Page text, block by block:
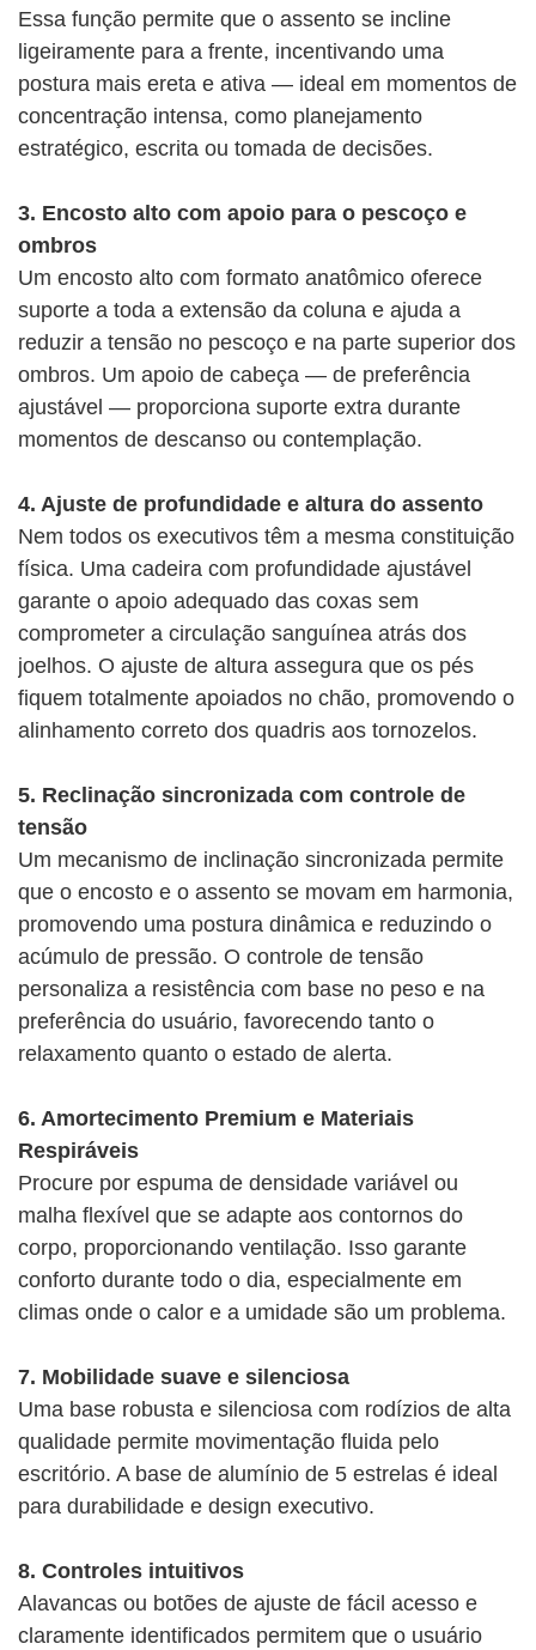
Essa função permite que o assento se incline
ligeiramente para a frente, incentivando uma
postura mais ereta e ativa — ideal em momentos de
concentração intensa, como planejamento
estratégico, escrita ou tomada de decisões.
3. Encosto alto com apoio para o pescoço e
ombros
Um encosto alto com formato anatômico oferece
suporte a toda a extensão da coluna e ajuda a
reduzir a tensão no pescoço e na parte superior dos
ombros. Um apoio de cabeça — de preferência
ajustável — proporciona suporte extra durante
momentos de descanso ou contemplação.
4. Ajuste de profundidade e altura do assento
Nem todos os executivos têm a mesma constituição
física. Uma cadeira com profundidade ajustável
garante o apoio adequado das coxas sem
comprometer a circulação sanguínea atrás dos
joelhos. O ajuste de altura assegura que os pés
fiquem totalmente apoiados no chão, promovendo o
alinhamento correto dos quadris aos tornozelos.
5. Reclinação sincronizada com controle de
tensão
Um mecanismo de inclinação sincronizada permite
que o encosto e o assento se movam em harmonia,
promovendo uma postura dinâmica e reduzindo o
acúmulo de pressão. O controle de tensão
personaliza a resistência com base no peso e na
preferência do usuário, favorecendo tanto o
relaxamento quanto o estado de alerta.
6. Amortecimento Premium e Materiais
Respiráveis
Procure por espuma de densidade variável ou
malha flexível que se adapte aos contornos do
corpo, proporcionando ventilação. Isso garante
conforto durante todo o dia, especialmente em
climas onde o calor e a umidade são um problema.
7. Mobilidade suave e silenciosa
Uma base robusta e silenciosa com rodízios de alta
qualidade permite movimentação fluida pelo
escritório. A base de alumínio de 5 estrelas é ideal
para durabilidade e design executivo.
8. Controles intuitivos
Alavancas ou botões de ajuste de fácil acesso e
claramente identificados permitem que o usuário